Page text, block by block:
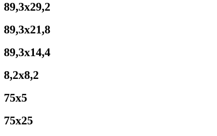
89,3x29,2
89,3x21,8
89,3x14,4
8,2x8,2
75x5
75x25